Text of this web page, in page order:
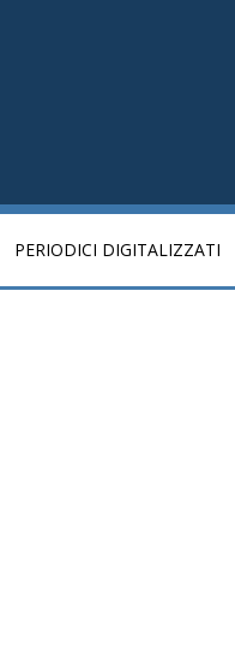
PERIODICI DIGITALIZZATI